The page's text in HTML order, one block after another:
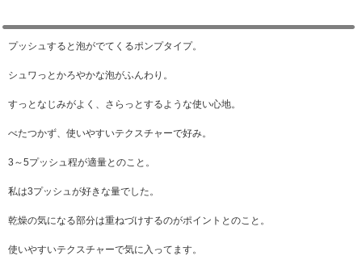
プッシュすると泡がでてくるポンプタイプ。
シュワっとかろやかな泡がふんわり。
すっとなじみがよく、さらっとするような使い心地。
べたつかず、使いやすいテクスチャーで好み。
3～5プッシュ程が適量とのこと。
私は3プッシュが好きな量でした。
乾燥の気になる部分は重ねづけするのがポイントとのこと。
使いやすいテクスチャーで気に入ってます。